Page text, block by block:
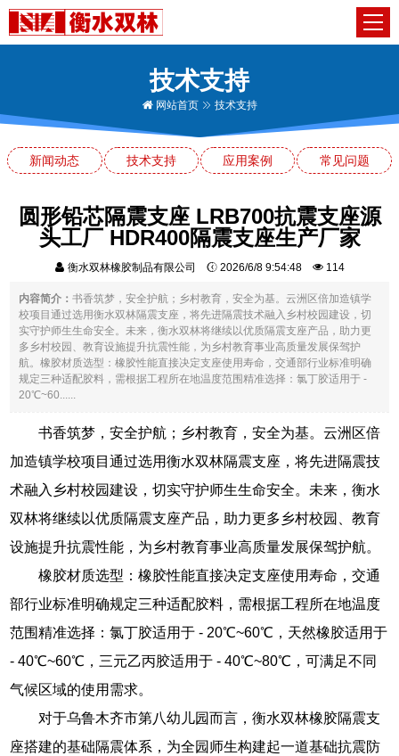
技术支持
网站首页 技术支持
新闻动态 技术支持 应用案例 常见问题
圆形铅芯隔震支座 LRB700抗震支座源
头工厂 HDR400隔震支座生产厂家
衡水双林橡胶制品有限公司 2026/6/8 9:54:48 114
内容简介：书香筑梦，安全护航；乡村教育，安全为基。云洲区倍加造镇学
校项目通过选用衡水双林隔震支座，将先进隔震技术融入乡村校园建设，切
实守护师生生命安全。未来，衡水双林将继续以优质隔震支座产品，助力更
多乡村校园、教育设施提升抗震性能，为乡村教育事业高质量发展保驾护
航。橡胶材质选型：橡胶性能直接决定支座使用寿命，交通部行业标准明确
规定三种适配胶料，需根据工程所在地温度范围精准选择：氯丁胶适用于 -
20℃~60......
书香筑梦，安全护航；乡村教育，安全为基。云洲区倍
加造镇学校项目通过选用衡水双林隔震支座，将先进隔震技
术融入乡村校园建设，切实守护师生生命安全。未来，衡水
双林将继续以优质隔震支座产品，助力更多乡村校园、教育
设施提升抗震性能，为乡村教育事业高质量发展保驾护航。
橡胶材质选型：橡胶性能直接决定支座使用寿命，交通
部行业标准明确规定三种适配胶料，需根据工程所在地温度
范围精准选择：氯丁胶适用于 - 20℃~60℃，天然橡胶适用于
- 40℃~60℃，三元乙丙胶适用于 - 40℃~80℃，可满足不同
气候区域的使用需求。
对于乌鲁木齐市第八幼儿园而言，衡水双林橡胶隔震支
座搭建的基础隔震体系，为全园师生构建起一道基础抗震防